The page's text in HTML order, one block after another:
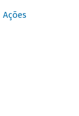
Ações